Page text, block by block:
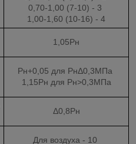
0,70-1,00 (7-10) - 3
1,00-1,60 (10-16) - 4
1,05Рн
Рн+0,05 для РнΔ0,3МПа
1,15Рн для Рн>0,3МПа
Δ0,8Рн
Для воздуха - 10